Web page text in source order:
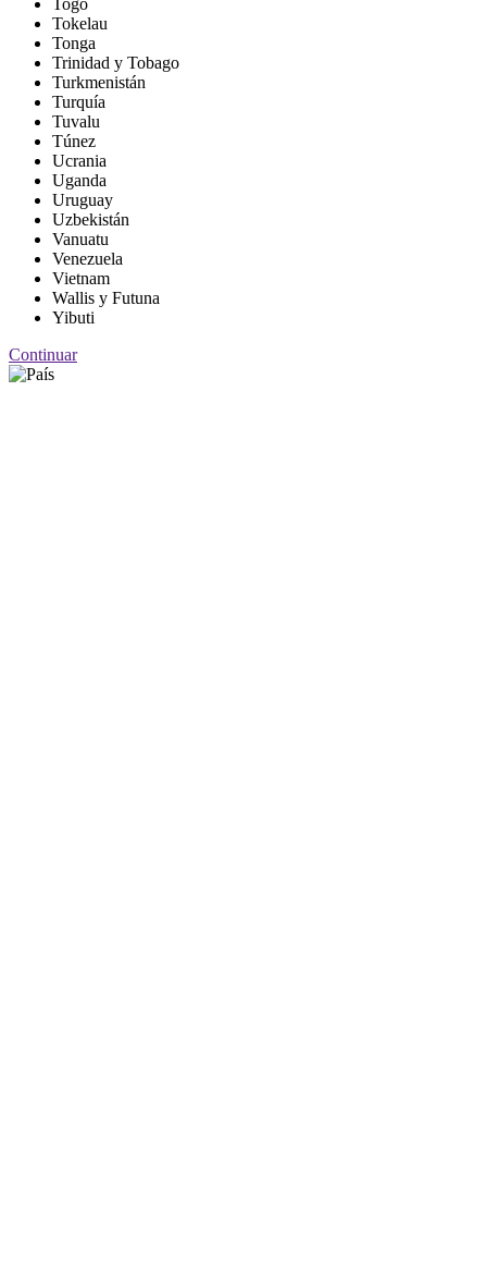
Tokelau
Tonga
Trinidad y Tobago
Turkmenistán
Turquía
Tuvalu
Túnez
Ucrania
Uganda
Uruguay
Uzbekistán
Vanuatu
Venezuela
Vietnam
Wallis y Futuna
Yibuti
Continuar